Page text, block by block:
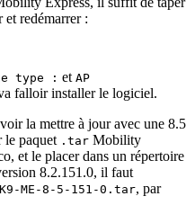
redémarrer :
type : et AP
falloir installer le logiciel.
la mettre à jour avec une 8.5
le paquet .tar Mobility
et le placer dans un répertoire
8.2.151.0, il faut
K9-ME-8-5-151-0.tar, par